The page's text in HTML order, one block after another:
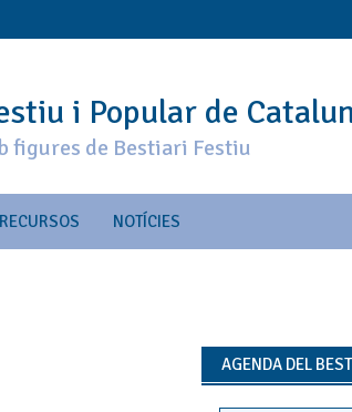
i Popular de
figures de Bestiari Festiu
RECURSOS NOTÍCIES
AGENDA DEL